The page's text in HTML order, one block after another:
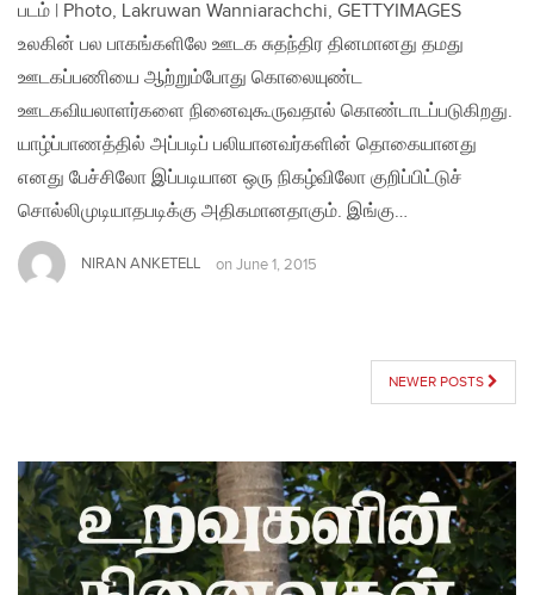
படம் | Photo, Lakruwan Wanniarachchi, GETTYIMAGES
உலகின் பல பாகங்களிலே ஊடக சுதந்திர தினமானது தமது
ஊடகப்பணியை ஆற்றும்போது கொலையுண்ட
ஊடகவியலாளர்களை நினைவுகூருவதால் கொண்டாடப்படுகிறது.
யாழ்ப்பாணத்தில் அப்படிப் பலியானவர்களின் தொகையானது
எனது பேச்சிலோ இப்படியான ஒரு நிகழ்விலோ குறிப்பிட்டுச்
சொல்லிமுடியாதபடிக்கு அதிகமானதாகும். இங்கு…
NIRAN ANKETELL on June 1, 2015
NEWER POSTS